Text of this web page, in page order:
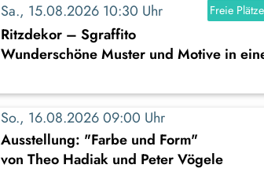
Sa., 15.08.2026 10:30 Uhr Freie Plätze
Ritzdekor – Sgraffito
Wunderschöne Muster und Motive in
So., 16.08.2026 09:00 Uhr
Ausstellung: "Farbe und Form"
von Theo Hadiak und Peter Vögele